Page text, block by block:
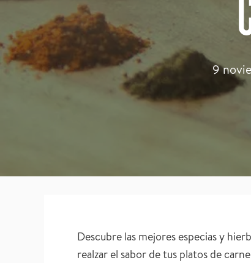
9
Descubre las mejores especias y
realzar el sabor de tus platos de